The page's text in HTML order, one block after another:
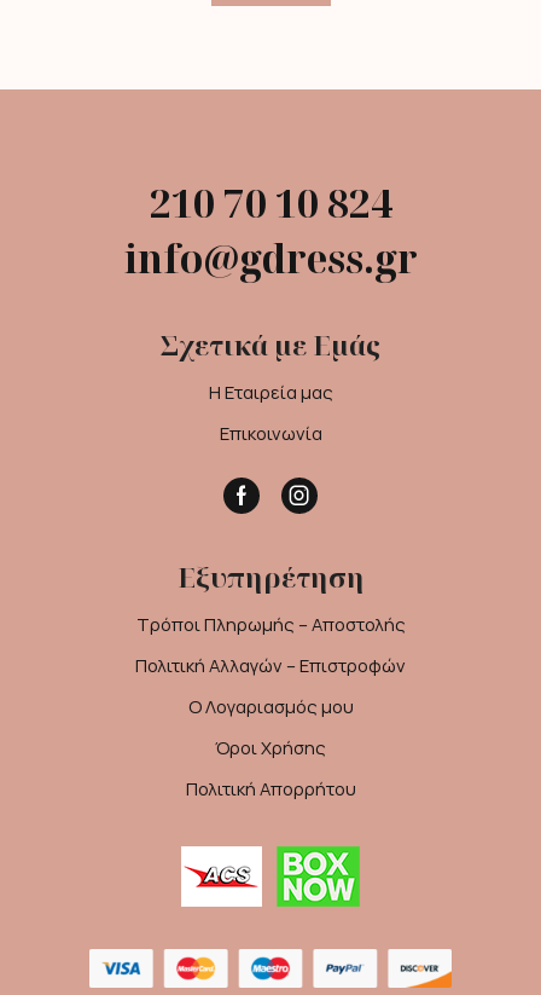
210 70 10 824
info@gdress.gr
Σχετικά με Εμάς
Η Εταιρεία μας
Επικοινωνία
FacebookInstagram
Εξυπηρέτηση
Τρόποι Πληρωμής – Αποστολής
Πολιτική Αλλαγών – Επιστροφών
Ο Λογαριασμός μου
Όροι Χρήσης
Πολιτική Απορρήτου